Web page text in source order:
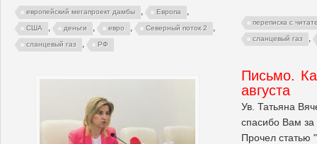
европейский мегапроект дамбы , Европа ,
США , деньги , евро , Северный поток 2 ,
сланцевый газ , РФ
переписка с
сланцевый газ ,
Письмо.
августа
Ув. Татьяна
спасибо Вам за
Прочел статью